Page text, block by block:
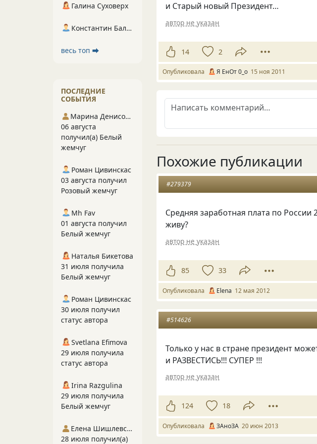
и Старый новый Президент…
автор не указан
14 2
Опубликовала Я ЕнОт 0_о 15 ноя 2011
Похожие публикации
#279379
Средняя заработная плата по России
живу?
автор не указан
85 33
Опубликовала Elena 12 мая 2012
#514626
Только у нас в стране президент
и РАЗВЕСТИСЬ!!! СУПЕР !!!
автор не указан
124 18
Опубликовала ЗАноЗА 20 июн 2013
Галина Суховерх
Константин Балухта
весь топ ⮕
ПОСЛЕДНИЕ
СОБЫТИЯ
Марина Денисова 5
06 августа
получил(а) Белый
жемчуг
Роман Цивинскас
03 августа получил
Розовый жемчуг
Mh Fav
01 августа получил
Белый жемчуг
Наталья Бикетова
31 июля получила
Белый жемчуг
Роман Цивинскас
30 июля получил
статус автора
Svetlana Efimova
29 июля получила
статус автора
Irina Razgulina
29 июля получила
Белый жемчуг
Елена Шишлевская
28 июля получил(а)